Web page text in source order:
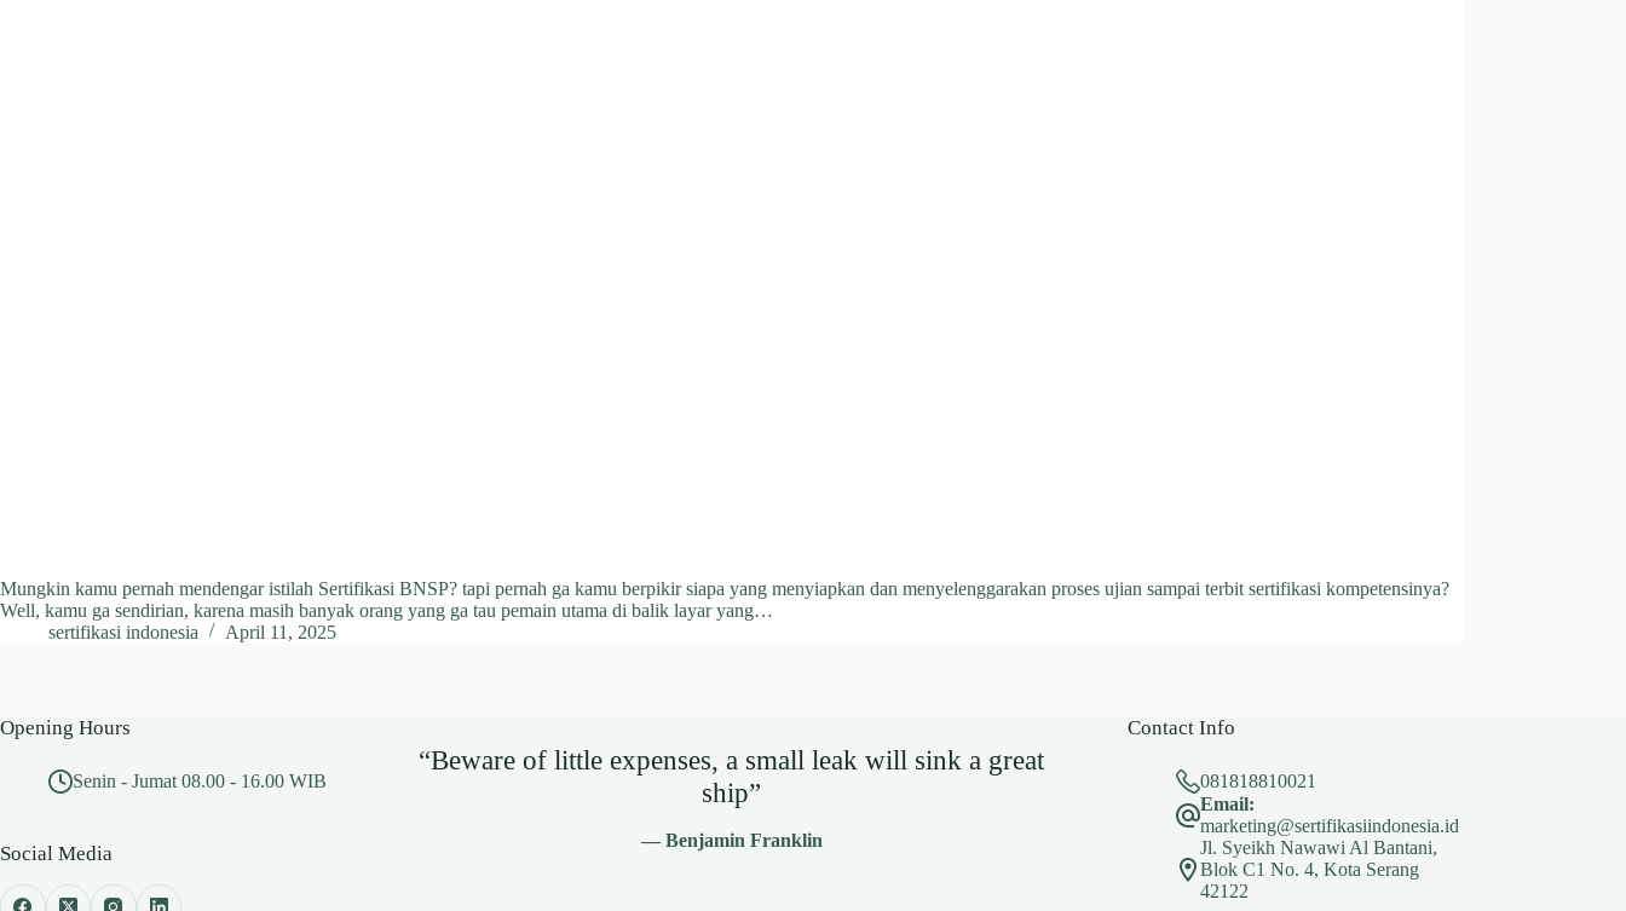
Mungkin kamu pernah mendengar istilah Sertifikasi BNSP? tapi pernah ga kamu berpikir siapa yang menyiapkan dan menyelenggarakan proses ujian sampai terbit sertifikasi kompetensinya?
Well, kamu ga sendirian, karena masih banyak orang yang ga tau pemain utama di balik layar yang…
sertifikasi indonesia
April 11, 2025
Opening Hours
Senin - Jumat 08.00 - 16.00 WIB
Social Media
“Beware of little expenses, a small leak will sink a great
ship”
— Benjamin Franklin
Contact Info
081818810021
Email:
marketing@sertifikasiindonesia.id
Jl. Syeikh Nawawi Al Bantani,
Blok C1 No. 4, Kota Serang
42122